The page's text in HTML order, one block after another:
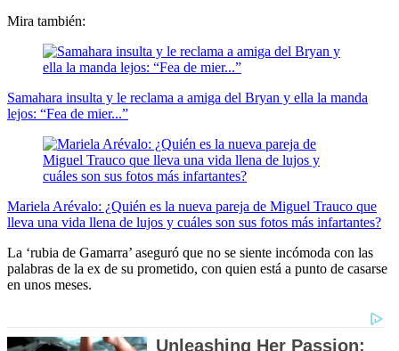
Mira también:
Samahara insulta y le reclama a amiga del Bryan y ella la manda
lejos: “Fea de mier...”
Mariela Arévalo: ¿Quién es la nueva pareja de Miguel Trauco que
lleva una vida llena de lujos y cuáles son sus fotos más infartantes?
La ‘rubia de Gamarra’ aseguró que no se siente incómoda con las
palabras de la ex de su prometido, con quien está a punto de casarse
en unos meses.